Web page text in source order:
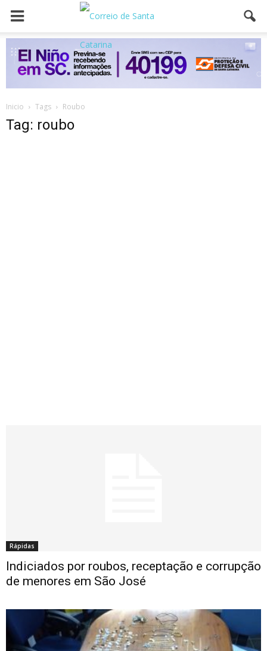
Inicio Tags Roubo
Tag: roubo
Rápidas
Indiciados por roubos, receptação e corrupção
de menores em São José